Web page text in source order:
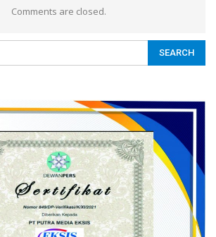
Comments are closed.